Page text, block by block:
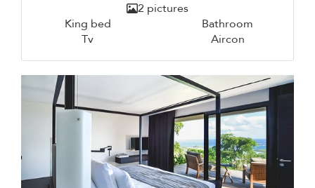
2 pictures
King bed
Bathroom
Tv
Aircon